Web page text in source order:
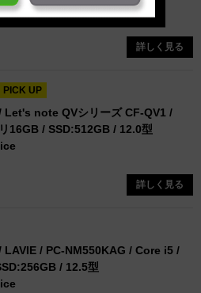
詳しく見る
PICK UP
Let's note QVシリーズ CF-QV1 /
16GB / SSD:512GB / 12.0型
詳しく見る
LAVIE / PC-NM550KAG / Core i5 /
/ 12.5型